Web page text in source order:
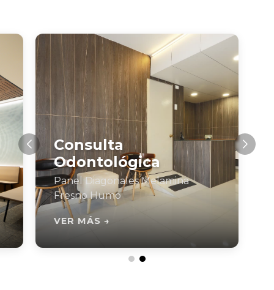
Consulta
Odontológica
Panel Diagonales Melamina
Fresno Humo
VER MÁS →